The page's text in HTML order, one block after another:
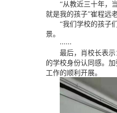
“从教近三十年，
就是我的孩子”崔程远
“我们学校的孩子
景。
......
最后，肖校长表
的学校身份认同感。
工作的顺利开展。